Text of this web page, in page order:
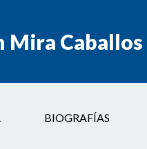
Mira Caballos
BIOGRAFÍAS